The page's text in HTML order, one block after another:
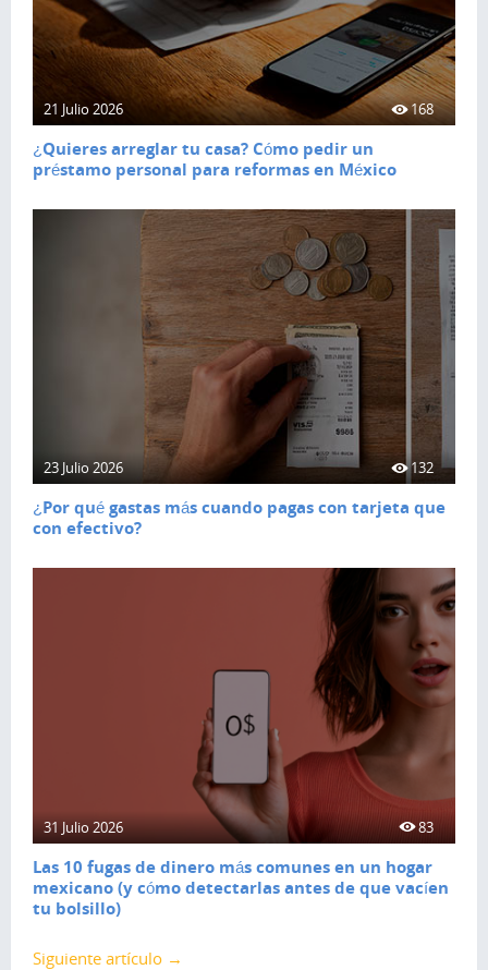
21 Julio 2026 168
¿Quieres arreglar tu casa? Cómo pedir un
préstamo personal para reformas en México
23 Julio 2026 132
¿Por qué gastas más cuando pagas con tarjeta que
con efectivo?
31 Julio 2026 83
Las 10 fugas de dinero más comunes en un hogar
mexicano (y cómo detectarlas antes de que vacíen
tu bolsillo)
Siguiente artículo →